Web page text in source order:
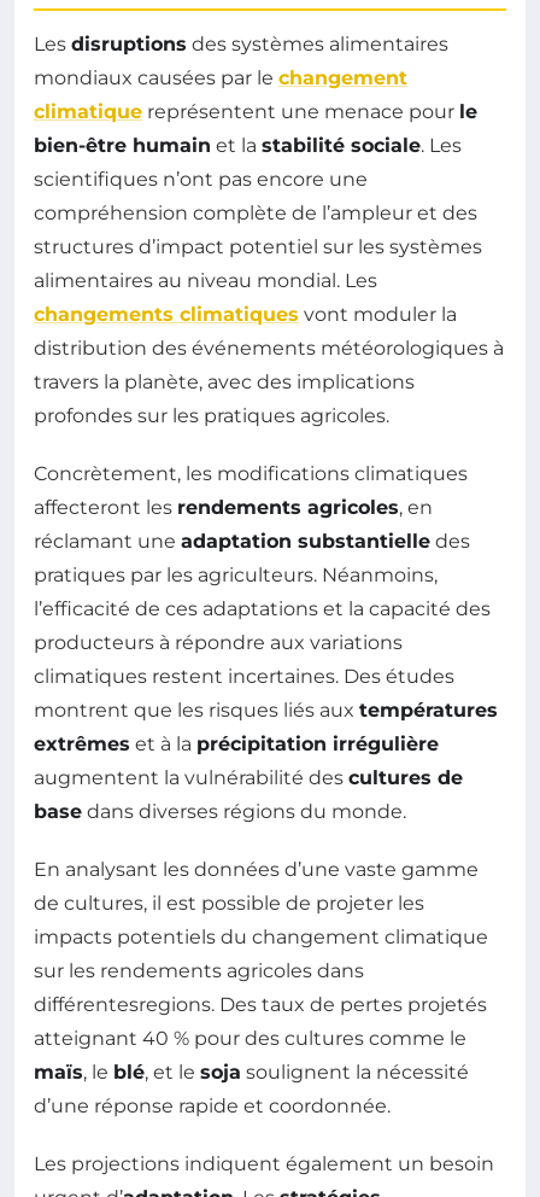
Les disruptions des systèmes alimentaires
mondiaux causées par le changement
climatique représentent une menace pour le
bien-être humain et la stabilité sociale. Les
scientifiques n’ont pas encore une
compréhension complète de l’ampleur et des
structures d’impact potentiel sur les systèmes
alimentaires au niveau mondial. Les
changements climatiques vont moduler la
distribution des événements météorologiques à
travers la planète, avec des implications
profondes sur les pratiques agricoles.
Concrètement, les modifications climatiques
affecteront les rendements agricoles, en
réclamant une adaptation substantielle des
pratiques par les agriculteurs. Néanmoins,
l’efficacité de ces adaptations et la capacité des
producteurs à répondre aux variations
climatiques restent incertaines. Des études
montrent que les risques liés aux températures
extrêmes et à la précipitation irrégulière
augmentent la vulnérabilité des cultures de
base dans diverses régions du monde.
En analysant les données d’une vaste gamme
de cultures, il est possible de projeter les
impacts potentiels du changement climatique
sur les rendements agricoles dans
différentesregions. Des taux de pertes projetés
atteignant 40 % pour des cultures comme le
maïs, le blé, et le soja soulignent la nécessité
d’une réponse rapide et coordonnée.
Les projections indiquent également un besoin